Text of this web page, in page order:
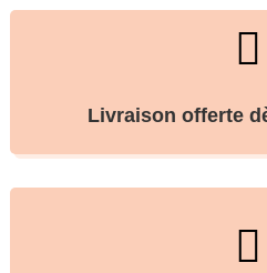

Livraison offerte
